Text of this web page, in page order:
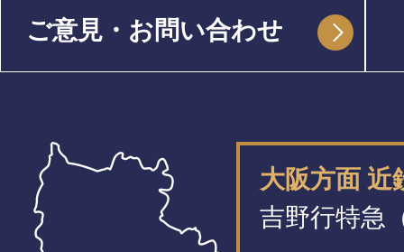
ご意見・お問い合わせ
大阪方面
吉野行特急